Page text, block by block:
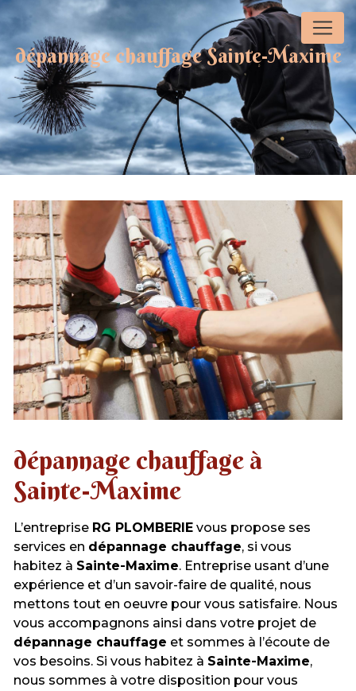
dépannage chauffage Sainte-Maxime
dépannage chauffage à
Sainte-Maxime
L’entreprise RG PLOMBERIE vous propose ses
services en dépannage chauffage, si vous
habitez à Sainte-Maxime. Entreprise usant d’une
expérience et d’un savoir-faire de qualité, nous
mettons tout en oeuvre pour vous satisfaire. Nous
vous accompagnons ainsi dans votre projet de
dépannage chauffage et sommes à l’écoute de
vos besoins. Si vous habitez à Sainte-Maxime,
nous sommes à votre disposition pour vous
Panneau de gestion des cookies